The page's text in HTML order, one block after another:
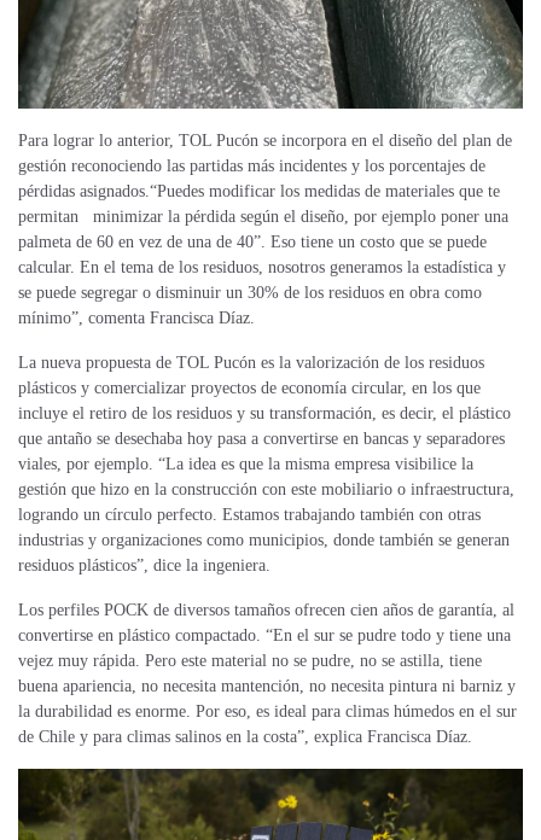
Para lograr lo anterior, TOL Pucón se incorpora en el diseño del plan de
gestión reconociendo las partidas más incidentes y los porcentajes de
pérdidas asignados.“Puedes modificar los medidas de materiales que te
permitan minimizar la pérdida según el diseño, por ejemplo poner una
palmeta de 60 en vez de una de 40”. Eso tiene un costo que se puede
calcular. En el tema de los residuos, nosotros generamos la estadística y
se puede segregar o disminuir un 30% de los residuos en obra como
mínimo”, comenta Francisca Díaz.
La nueva propuesta de TOL Pucón es la valorización de los residuos
plásticos y comercializar proyectos de economía circular, en los que
incluye el retiro de los residuos y su transformación, es decir, el plástico
que antaño se desechaba hoy pasa a convertirse en bancas y separadores
viales, por ejemplo. “La idea es que la misma empresa visibilice la
gestión que hizo en la construcción con este mobiliario o infraestructura,
logrando un círculo perfecto. Estamos trabajando también con otras
industrias y organizaciones como municipios, donde también se generan
residuos plásticos”, dice la ingeniera.
Los perfiles POCK de diversos tamaños ofrecen cien años de garantía, al
convertirse en plástico compactado. “En el sur se pudre todo y tiene una
vejez muy rápida. Pero este material no se pudre, no se astilla, tiene
buena apariencia, no necesita mantención, no necesita pintura ni barniz y
la durabilidad es enorme. Por eso, es ideal para climas húmedos en el sur
de Chile y para climas salinos en la costa”, explica Francisca Díaz.